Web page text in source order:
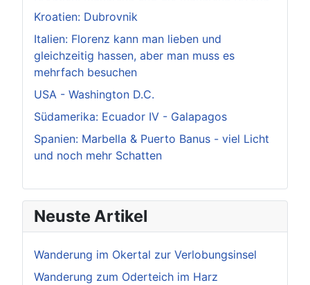
Kroatien: Dubrovnik
Italien: Florenz kann man lieben und
gleichzeitig hassen, aber man muss es
mehrfach besuchen
USA - Washington D.C.
Südamerika: Ecuador IV - Galapagos
Spanien: Marbella & Puerto Banus - viel Licht
und noch mehr Schatten
Neuste Artikel
Wanderung im Okertal zur Verlobungsinsel
Wanderung zum Oderteich im Harz